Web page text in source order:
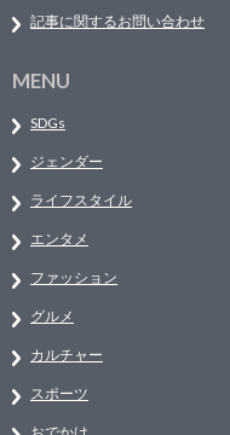
記事に関するお問い合わせ
MENU
SDGs
ジェンダー
ライフスタイル
エンタメ
ファッション
グルメ
カルチャー
スポーツ